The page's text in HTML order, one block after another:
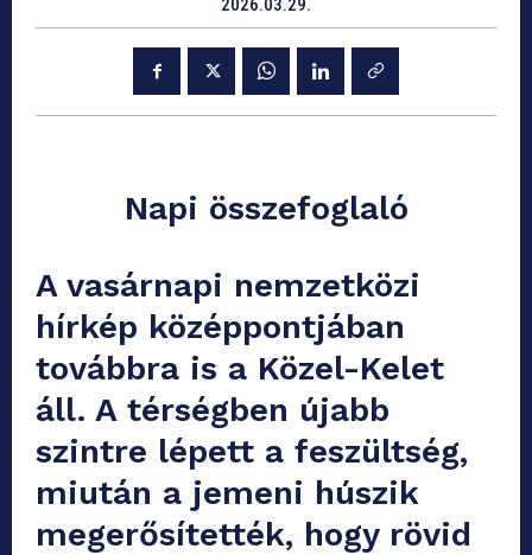
2026.03.29.
Napi összefoglaló
A vasárnapi nemzetközi
hírkép középpontjában
továbbra is a Közel-Kelet
áll. A térségben újabb
szintre lépett a feszültség,
miután a jemeni húszik
megerősítették, hogy rövid